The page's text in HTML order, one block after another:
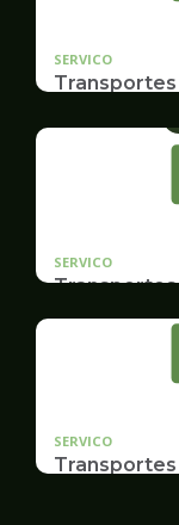
SERVICO
SERVICO
Transportes
SERVICO